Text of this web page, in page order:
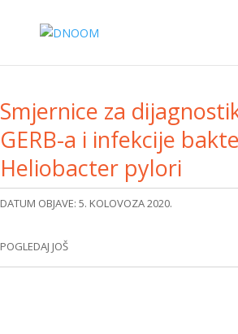
Smjernice za
GERB-a i infekcije
Heliobacter pylori
DATUM OBJAVE: 5. KOLOVOZA 2020.
POGLEDAJ JOŠ